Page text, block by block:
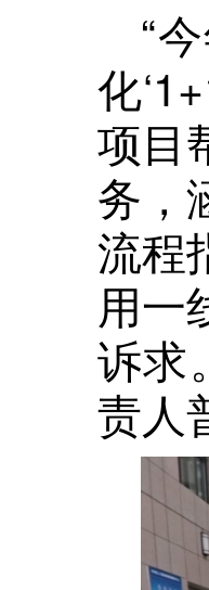
“
化
项目
务，
流程
用一
诉求
责人